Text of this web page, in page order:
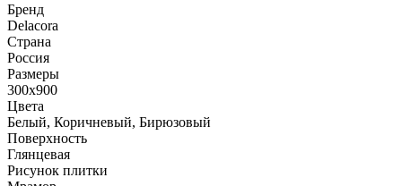
Бренд
Delacora
Страна
Россия
Размеры
300x900
Цвета
Белый, Коричневый, Бирюзовый
Поверхность
Глянцевая
Рисунок плитки